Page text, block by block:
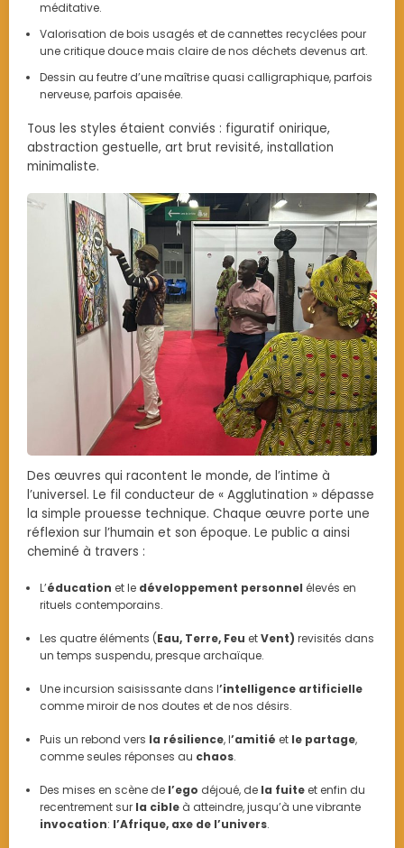
méditative.
Valorisation de bois usagés et de cannettes recyclées pour
une critique douce mais claire de nos déchets devenus art.
Dessin au feutre d’une maîtrise quasi calligraphique, parfois
nerveuse, parfois apaisée.
Tous les styles étaient conviés : figuratif onirique,
abstraction gestuelle, art brut revisité, installation
minimaliste.
Des œuvres qui racontent le monde, de l’intime à
l’universel. Le fil conducteur de « Agglutination » dépasse
la simple prouesse technique. Chaque œuvre porte une
réflexion sur l’humain et son époque. Le public a ainsi
cheminé à travers :
L’éducation et le développement personnel élevés en
rituels contemporains.
Les quatre éléments (Eau, Terre, Feu etVent) revisités dans
un temps suspendu, presque archaïque.
Une incursion saisissante dans l’intelligence artificielle
comme miroir de nos doutes et de nos désirs.
Puis un rebond vers la résilience, l’amitié et le partage,
comme seules réponses au chaos.
Des mises en scène de l’ego déjoué, de la fuiteet enfin du
recentrement sur la cibleà atteindre, jusqu’à une vibrante
invocation: l’Afrique, axe de l’univers.